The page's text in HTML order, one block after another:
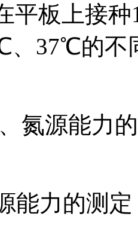
平板上接
37℃的不
氮源能力
能力的测定